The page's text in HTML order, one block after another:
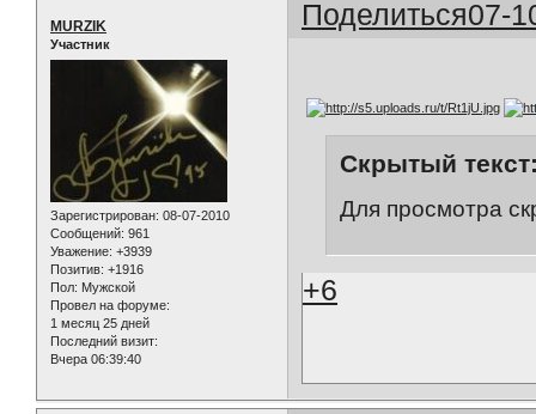
Поделиться07-
MURZIK
Участник
Зарегистрирован: 08-07-2010
Сообщений: 961
Уважение: +3939
Позитив: +1916
Пол: Мужской
Провел на форуме:
1 месяц 25 дней
Последний визит:
Вчера 06:39:40
Скрытый
Для просмотра
+6